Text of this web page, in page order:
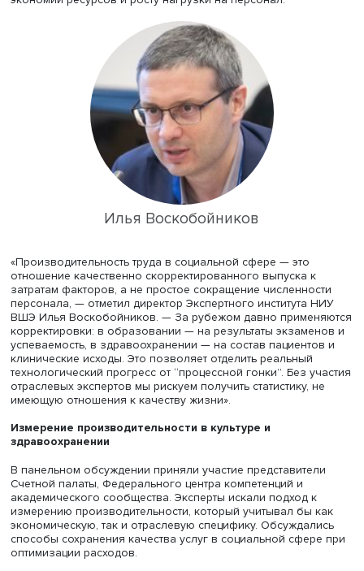
но их влияние не отражается на росте
труда). Его оценки, основанные на данных об импорте
товаров, показали: начало импорта оборудования
опережающим ростом производительности фирм на
Социальное измерение
Наиболее оживленную дискуссию вызвал доклад
Экспертного института НИУ ВШЭ Ильи Воскобойникова
стажера-исследователя
Полины Александровой
посвященный сопоставлению российского
проекта с международным опытом.
российские отраслевые паспорта (например, в
здравоохранении) часто ориентированы на
эффективность — оборот койки, число диспансерных
наблюдений на врача. Однако отсутствие
сложность случаев и клинические исходы может
тому, что «повышение производительности» сведется к
экономии ресурсов и росту нагрузки на персонал.